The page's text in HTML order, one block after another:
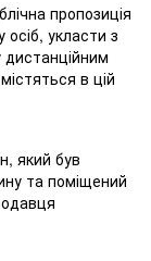
пропозиція
укласти з
дистанційним
в цій
який був
та поміщений